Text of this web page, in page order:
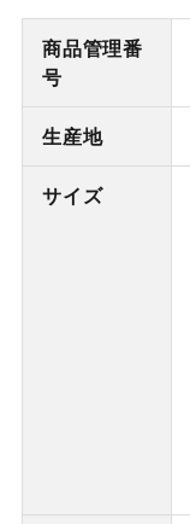
商品管理番
号
生産地
サイズ